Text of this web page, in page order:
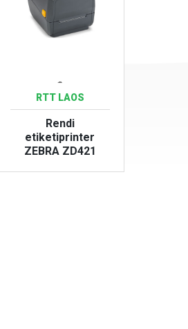
-
RTT LAOS
Rendi
etiketiprinter
ZEBRA ZD421